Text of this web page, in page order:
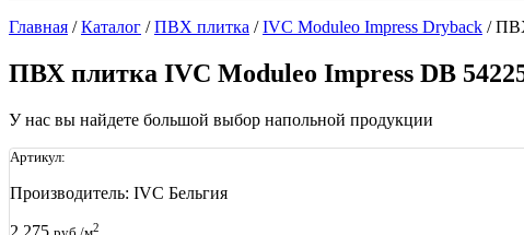
Главная /Каталог /ПВХ плитка /IVC Moduleo Impress Dryback /
ПВХ плитка IVC Moduleo Impress DB
У нас вы найдете большой выбор напольной продукции
Артикул:
Производитель: IVC Бельгия
2